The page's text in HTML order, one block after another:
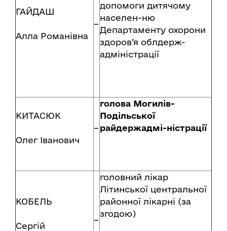
ГАЙДАШ
Алла Романівна
–
допомоги дитячому
населен-ню
Департаменту охорони
здоров’я облдерж-
адміністрації
КИТАСЮК
Олег Іванович
–
голова Могилів-
Подільської
райдержадмі-ністрації
КОБЕЛЬ
Сергій
–
головний лікар
Літинської центральної
районної лікарні (за
згодою)